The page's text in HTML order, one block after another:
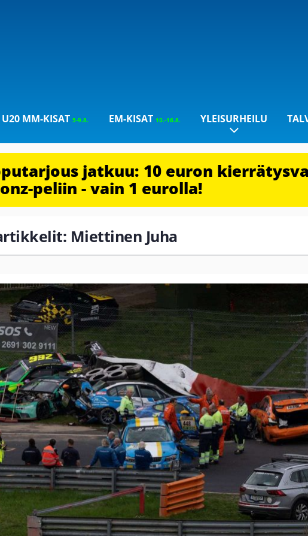
U20 MM-KISAT5-9.8. EM-KISAT 10.-16.8. YLEISURHEILU
jatkuu: 10 euron
peliin - vain 1 eurolla!
Miettinen Juha